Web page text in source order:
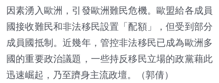
因素湧入歐洲，引發歐洲難民危機。歐盟給各成員
國接收難民和非法移民設置「配額」，但受到部分
成員國抵制。近幾年，管控非法移民已成為歐洲多
國的重要政治議題，一些持反移民立場的政黨藉此
迅速崛起，乃至躋身主流政壇。（郭倩）